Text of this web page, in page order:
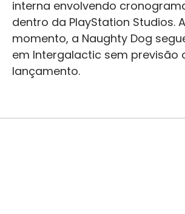
interna envolvendo
dentro da PlayStation Studios.
momento, a Naughty Dog
em Intergalactic sem previsão
lançamento.